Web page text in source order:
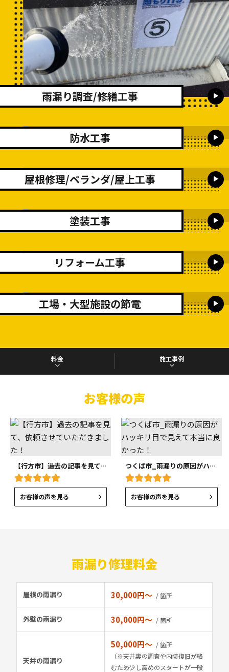
雨漏り調査/修繕工事
防水工事
屋根修理/ベランダ/屋上工事
塗装工事
リフォーム工事
工場・大型施設の節電
料金 施工事例
お客様の声
【行方市】過去の記事を見て、依頼させていただきました！
お客様の声を見る
つくば市_雨漏りの原因がハッキリ目で見えて本当に良かった！
お客様の声を見る
雨漏り修理料金
屋根の雨漏り 30,000円〜 / 箇所
外壁の雨漏り 30,000円〜 / 箇所
天井の雨漏り
50,000円〜 / 箇所
（※天井裏の調査や内装復旧が絡
むため少し高めのスタートが一般